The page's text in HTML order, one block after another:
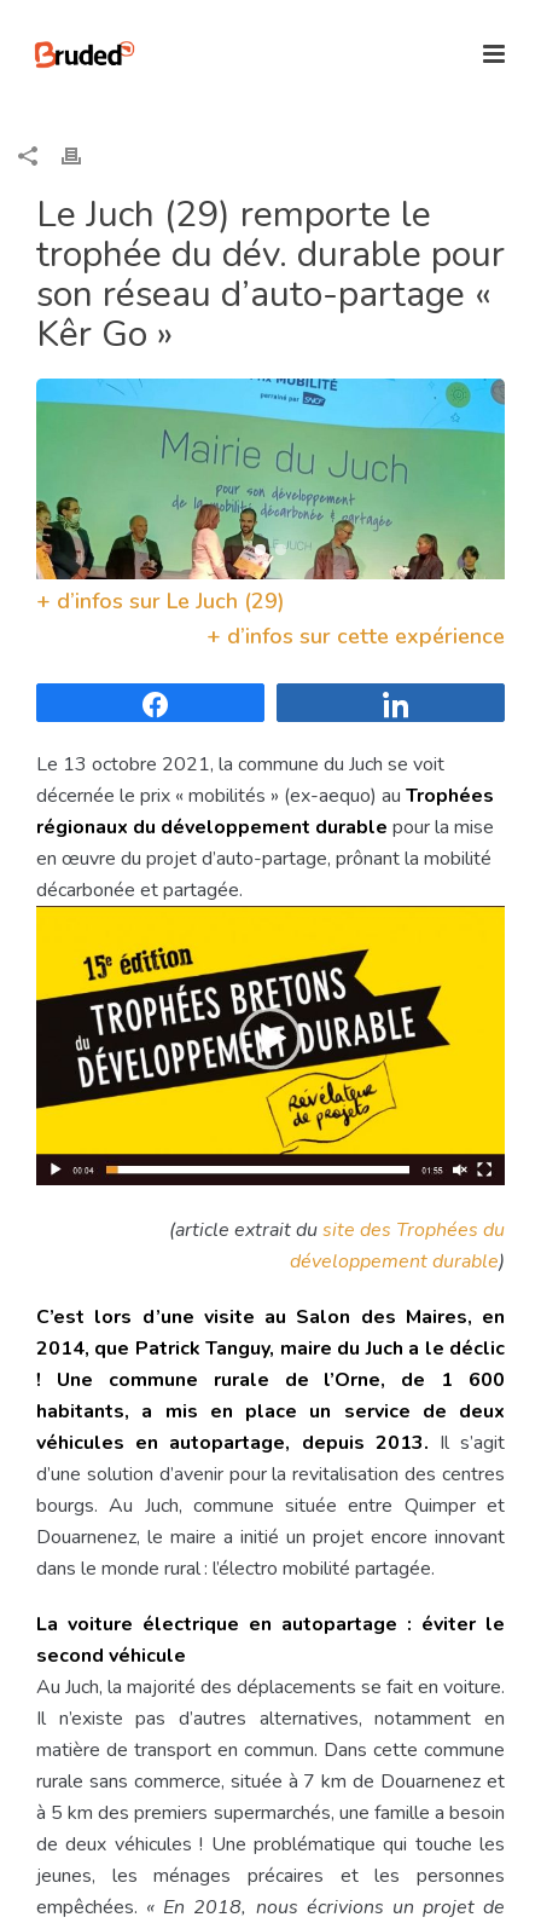
Le Juch (29) remporte le
trophée du dév. durable pour
son réseau d’auto-partage «
Kêr Go »
+ d’infos sur Le Juch (29)
+ d’infos sur cette expérience
Le 13 octobre 2021, la commune du Juch se voit
décernée le prix « mobilités » (ex-aequo) au Trophées
régionaux du développement durable pour la mise
en œuvre du projet d’auto-partage, prônant la mobilité
décarbonée et partagée.
(article extrait dusite des Trophées du
développement durable)
C’est lors d’une visite au Salon des Maires, en
2014, que Patrick Tanguy, maire du Juch a le déclic
! Une commune rurale de l’Orne, de 1 600
habitants, a mis en place un service de deux
véhicules en autopartage, depuis 2013. Il s’agit
d’une solution d’avenir pour la revitalisation des centres
bourgs. Au Juch, commune située entre Quimper et
Douarnenez, le maire a initié un projet encore innovant
dans le monde rural : l’électro mobilité partagée.
La voiture électrique en autopartage : éviter le
second véhicule
Au Juch, la majorité des déplacements se fait en voiture.
Il n’existe pas d’autres alternatives, notamment en
matière de transport en commun. Dans cette commune
rurale sans commerce, située à 7 km de Douarnenez et
à 5 km des premiers supermarchés, une famille a besoin
de deux véhicules ! Une problématique qui touche les
jeunes, les ménages précaires et les personnes
empêchées. « En 2018, nous écrivions un projet de